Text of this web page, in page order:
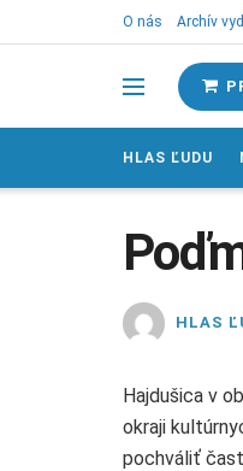
O nás Archív
HLAS ĽUDU
HLAS
Hajdušica v
okraji
pochváliť